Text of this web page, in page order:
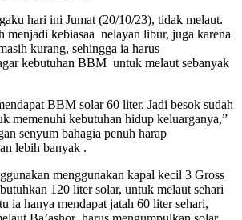
hari ini Jumat (20/10/23), tidak melaut.
menjadi kebiasaa nelayan libur, juga karena
kurang, sehingga ia harus
kebutuhan BBM untuk melaut sebanyak
BBM solar 60 liter. Jadi besok sudah
memenuhi kebutuhan hidup keluarganya,”
senyum bahagia penuh harap
lebih banyak .
menggunakan kapal kecil 3 Gross
120 liter solar, untuk melaut sehari
ia hanya mendapat jatah 60 liter sehari,